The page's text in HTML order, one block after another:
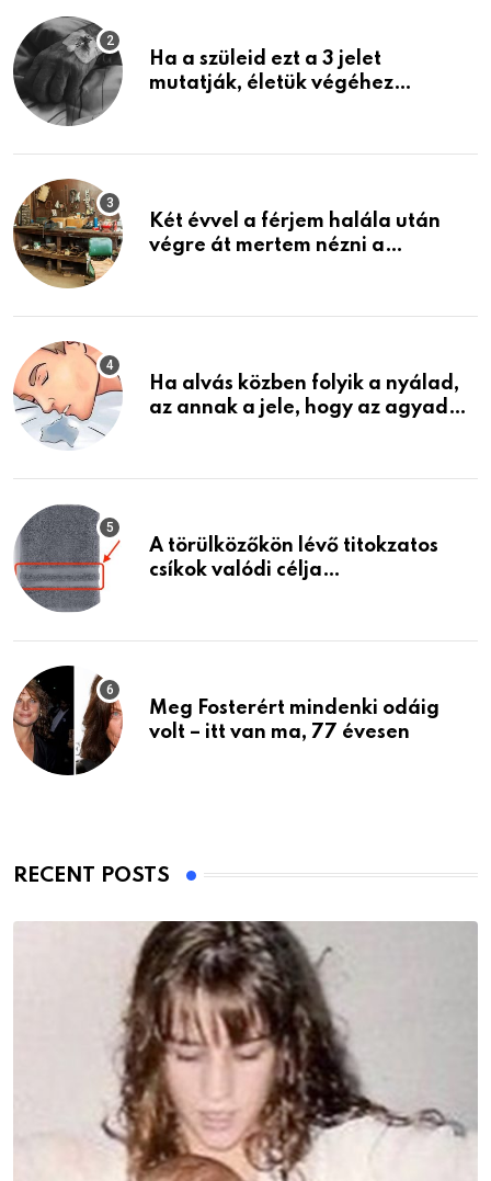
Ha a szüleid ezt a 3 jelet
mutatják, életük végéhez
Két évvel a férjem halála után
végre át mertem nézni a
életemet
Ha alvás közben folyik a nyálad,
az annak a jele, hogy az agyad…
A törülközőkön lévő titokzatos
csíkok valódi célja…
Meg Fosterért mindenki odáig
volt – itt van ma, 77 évesen
RECENT POSTS